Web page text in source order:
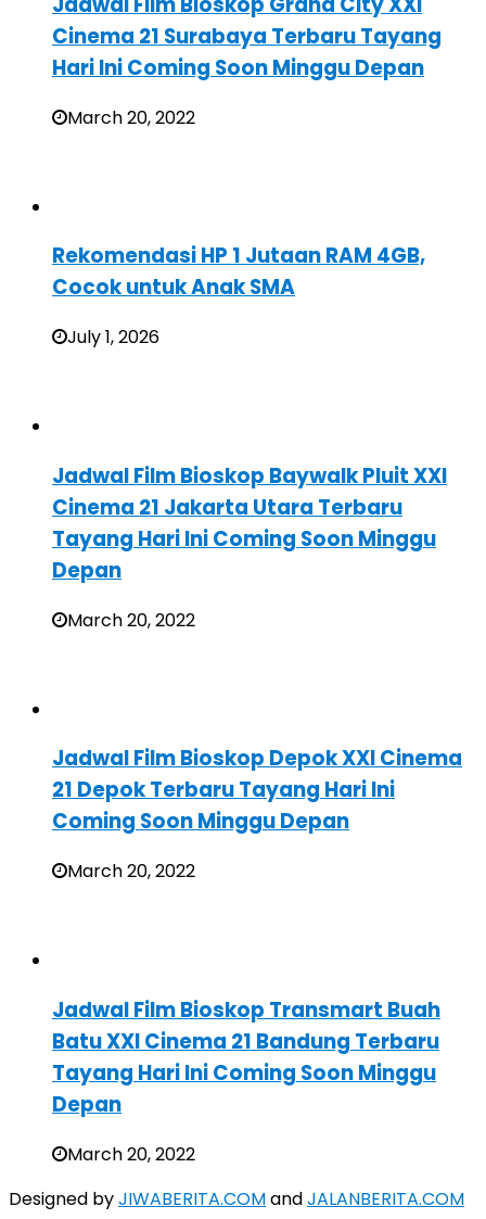
Cinema 21 Surabaya Terbaru Tayang
Hari Ini Coming Soon Minggu Depan
March 20, 2022
Rekomendasi HP 1 Jutaan RAM 4GB,
Cocok untuk Anak SMA
July 1, 2026
Jadwal Film Bioskop Baywalk Pluit XXI
Cinema 21 Jakarta Utara Terbaru
Tayang Hari Ini Coming Soon Minggu
Depan
March 20, 2022
Jadwal Film Bioskop Depok XXI Cinema
21 Depok Terbaru Tayang Hari Ini
Coming Soon Minggu Depan
March 20, 2022
Jadwal Film Bioskop Transmart Buah
Batu XXI Cinema 21 Bandung Terbaru
Tayang Hari Ini Coming Soon Minggu
Depan
March 20, 2022
Designed byJIWABERITA.COMandJALANBERITA.COM